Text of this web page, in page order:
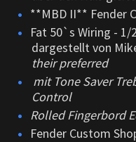
**MBD II** Fender
Fat 50`s Wiring - 1/
dargestellt von
their preferred
mit Tone Saver
Control
Rolled Fingerbord
Fender Custom